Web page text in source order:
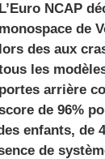
L’Euro NCAP
monospace de
lors des aux
les
portes arrière
de 96%
enfants, de
de